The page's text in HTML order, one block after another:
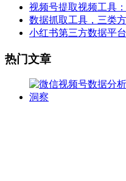
视频号提取视频工具
数据抓取工具，三类
小红书第三方数据平
热门文章